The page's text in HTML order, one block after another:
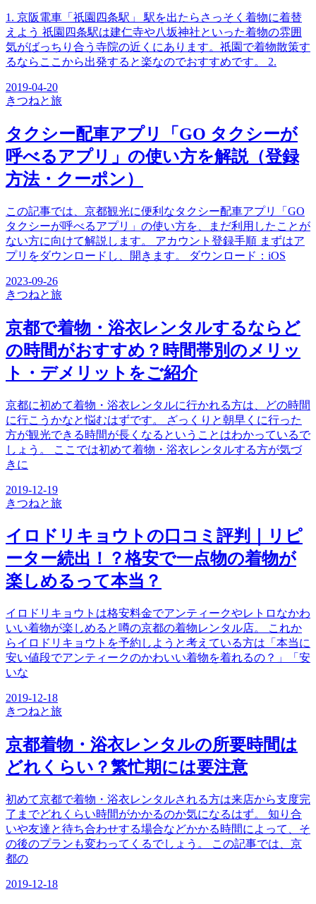
1. 京阪電車「祇園四条駅」 駅を出たらさっそく着物に着替
えよう 祇園四条駅は建仁寺や八坂神社といった着物の雰囲
気がばっちり合う寺院の近くにあります。祇園で着物散策す
るならここから出発すると楽なのでおすすめです。 2.
2019-04-20
きつねと旅
タクシー配車アプリ「GO タクシーが
呼べるアプリ」の使い方を解説（登録
方法・クーポン）
この記事では、京都観光に便利なタクシー配車アプリ「GO
タクシーが呼べるアプリ」の使い方を、まだ利用したことが
ない方に向けて解説します。 アカウント登録手順 まずはア
プリをダウンロードし、開きます。 ダウンロード：iOS
2023-09-26
きつねと旅
京都で着物・浴衣レンタルするならど
の時間がおすすめ？時間帯別のメリッ
ト・デメリットをご紹介
京都に初めて着物・浴衣レンタルに行かれる方は、どの時間
に行こうかなと悩むはずです。 ざっくりと朝早くに行った
方が観光できる時間が長くなるということはわかっているで
しょう。 ここでは初めて着物・浴衣レンタルする方が気づ
きに
2019-12-19
きつねと旅
イロドリキョウトの口コミ評判｜リピ
ーター続出！？格安で一点物の着物が
楽しめるって本当？
イロドリキョウトは格安料金でアンティークやレトロなかわ
いい着物が楽しめると噂の京都の着物レンタル店。 これか
らイロドリキョウトを予約しようと考えている方は「本当に
安い値段でアンティークのかわいい着物を着れるの？」「安
いな
2019-12-18
きつねと旅
京都着物・浴衣レンタルの所要時間は
どれくらい？繁忙期には要注意
初めて京都で着物・浴衣レンタルされる方は来店から支度完
了までどれくらい時間がかかるのか気になるはず。 知り合
いや友達と待ち合わせする場合などかかる時間によって、そ
の後のプランも変わってくるでしょう。 この記事では、京
都の
2019-12-18